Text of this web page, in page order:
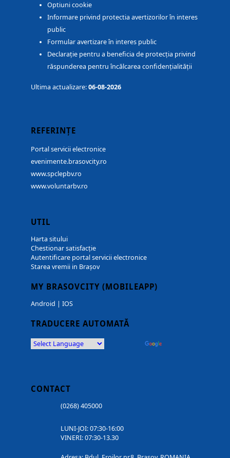
Optiuni cookie
Informare privind protectia avertizorilor în interes
public
Formular avertizare în interes public
Declarație pentru a beneficia de protecția privind
răspunderea pentru încălcarea confidențialității
Ultima actualizare:06-08-2026
REFERINȚE
Portal servicii electronice
evenimente.brasovcity.ro
www.spclepbv.ro
www.voluntarbv.ro
UTIL
Harta sitului
Chestionar satisfacție
Autentificare portal servicii electronice
Starea vremii in Brașov
MY BRASOVCITY (MOBILEAPP)
Android | IOS
TRADUCERE AUTOMATĂ
CONTACT
(0268) 405000
LUNI-JOI: 07:30-16:00
VINERI: 07:30-13.30